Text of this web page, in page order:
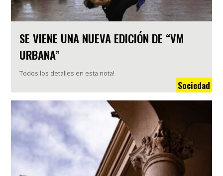
SE VIENE UNA NUEVA EDICIÓN DE “VM
URBANA”
Todos los detalles en esta nota!
Sociedad